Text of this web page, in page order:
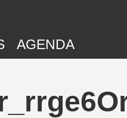
AGENDA